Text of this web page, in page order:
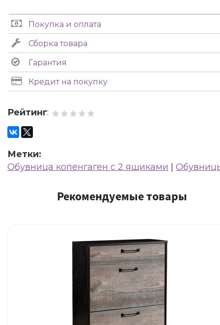
Покупка и оплата
Сборка товара
Гарантия
Кредит на покупку
Рейтинг:
Метки:
Обувница копенгаген с 2 ящиками
Рекомендуемые товары